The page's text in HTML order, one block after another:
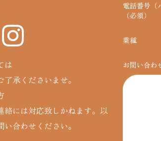
は
承くださいませ。
絡には対応致しかねます。以
合わせください。
電話番号（
（必須）
業種
お問い合わ